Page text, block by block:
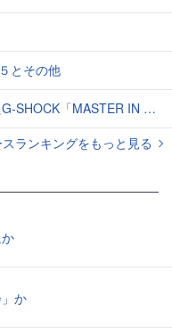
とその他
IN HORIZON GOLD」3モデル
ランキングをもっと見る
か